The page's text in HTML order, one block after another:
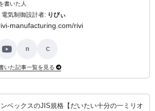
書いた人
電気制御設計者: りびぃ
manufacturing.com/rivi
YouTube
n
note
C
ココナラ
いた記事一覧を見る
ンベックスのJIS規格【だいたい十分の一ミリオ